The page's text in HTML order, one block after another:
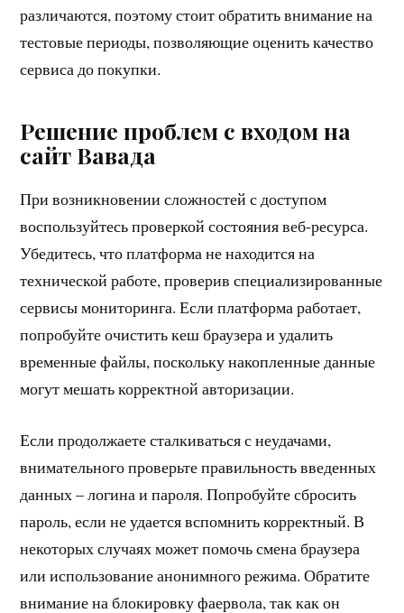
различаются, поэтому стоит обратить внимание на
тестовые периоды, позволяющие оценить качество
сервиса до покупки.
Решение проблем с входом на
сайт Вавада
При возникновении сложностей с доступом
воспользуйтесь проверкой состояния веб-ресурса.
Убедитесь, что платформа не находится на
технической работе, проверив специализированные
сервисы мониторинга. Если платформа работает,
попробуйте очистить кеш браузера и удалить
временные файлы, поскольку накопленные данные
могут мешать корректной авторизации.
Если продолжаете сталкиваться с неудачами,
внимательного проверьте правильность введенных
данных – логина и пароля. Попробуйте сбросить
пароль, если не удается вспомнить корректный. В
некоторых случаях может помочь смена браузера
или использование анонимного режима. Обратите
внимание на блокировку фаервола, так как он